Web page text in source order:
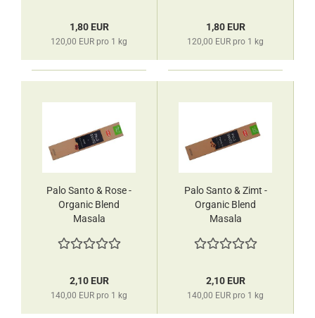
1,80 EUR
120,00 EUR pro 1 kg
1,80 EUR
120,00 EUR pro 1 kg
Palo Santo & Rose -
Organic Blend
Masala
HEM
2,10 EUR
140,00 EUR pro 1 kg
Palo Santo & Zimt -
Organic Blend
Masala
HEM
2,10 EUR
140,00 EUR pro 1 kg